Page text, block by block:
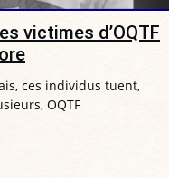
victimes d’OQTF
ces individus tuent,
OQTF